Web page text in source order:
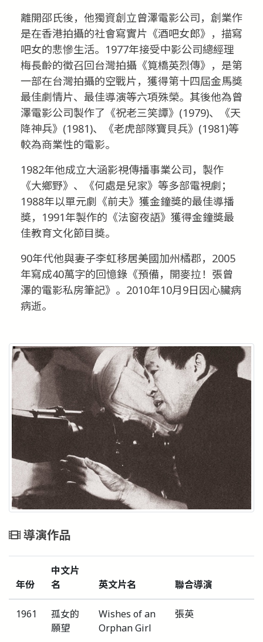
離開邵氏後，他獨資創立曾澤電影公司，創業作
是在香港拍攝的社會寫實片《酒吧女郎》，描寫
吧女的悲慘生活。1977年接受中影公司總經理
梅長齡的徵召回台灣拍攝《筧橋英烈傳》，是第
一部在台灣拍攝的空戰片，獲得第十四屆金馬獎
最佳劇情片、最佳導演等六項殊榮。其後他為曾
澤電影公司製作了《祝老三笑譚》(1979)、《天
降神兵》(1981)、《老虎部隊寶貝兵》(1981)等
較為商業性的電影。
1982年他成立大涵影視傳播事業公司，製作
《大鄉野》、《何處是兒家》等多部電視劇；
1988年以單元劇《前夫》獲金鐘獎的最佳導播
獎，1991年製作的《法窗夜語》獲得金鐘獎最
佳教育文化節目獎。
90年代他與妻子李虹移居美國加州橘郡，2005
年寫成40萬字的回憶錄《預備，開麥拉！張曾
澤的電影私房筆記》。2010年10月9日因心臟病
病逝。
導演作品
年份
中文片
名
英文片名 聯合導演
1961
孤女的
願望
Wishes of an
Orphan Girl
張英